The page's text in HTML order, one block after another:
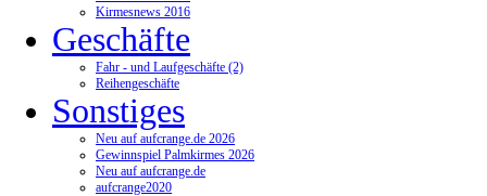
Kirmesnews 2016
Geschäfte
Fahr - und Laufgeschäfte (2)
Reihengeschäfte
Sonstiges
Neu auf aufcrange.de 2026
Gewinnspiel Palmkirmes 2026
Neu auf aufcrange.de
aufcrange2020